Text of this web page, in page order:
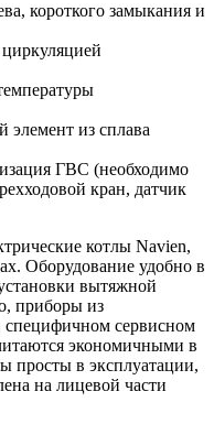
короткого замыкания и
из сплава
ГВС (необходимо
кран, датчик
котлы Navien,
Оборудование удобно в
вытяжной
приборы из
специфичном сервисном
экономичными в
просты в эксплуатации,
на лицевой части